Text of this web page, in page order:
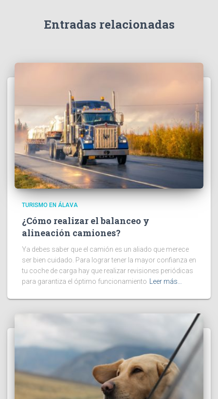
Entradas relacionadas
TURISMO EN ÁLAVA
¿Cómo realizar el balanceo y
alineación camiones?
Ya debes saber que el camión es un aliado que merece
ser bien cuidado. Para lograr tener la mayor confianza en
tu coche de carga hay que realizar revisiones periódicas
para garantiza el óptimo funcionamiento
Leer más…